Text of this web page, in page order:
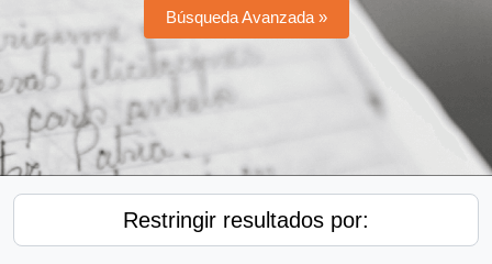
Búsqueda Avanzada »
Restringir resultados por: